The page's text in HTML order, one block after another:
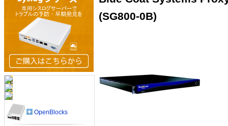
(SG800-0B)
OpenBlocks